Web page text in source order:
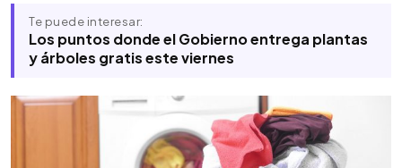
Te puede interesar:
Los puntos donde el Gobierno entrega plantas
y árboles gratis este viernes